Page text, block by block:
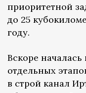
приоритетной
до 25
году.
Вскоре
отдельных
в строй канал